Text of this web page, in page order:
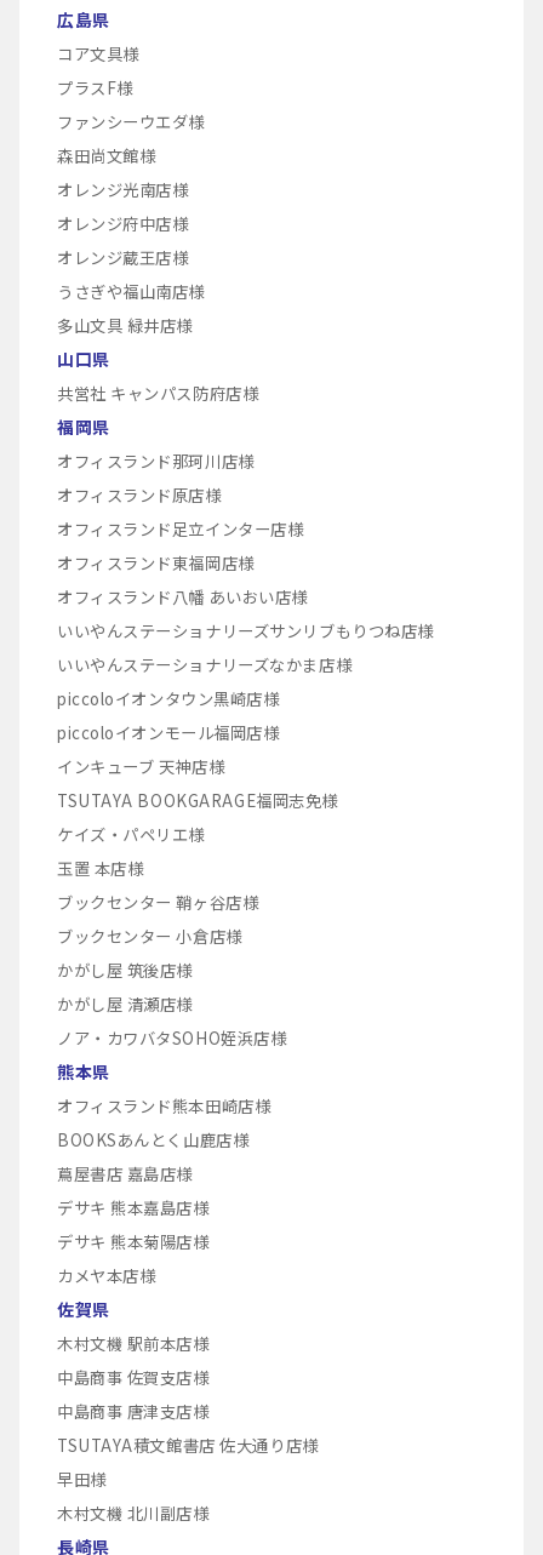
広島県
コア文具様
プラスF様
ファンシーウエダ様
森田尚文館様
オレンジ光南店様
オレンジ府中店様
オレンジ蔵王店様
うさぎや福山南店様
多山文具 緑井店様
山口県
共営社 キャンパス防府店様
福岡県
オフィスランド那珂川店様
オフィスランド原店様
オフィスランド足立インター店様
オフィスランド東福岡店様
オフィスランド八幡 あいおい店様
いいやんステーショナリーズサンリブもりつね店様
いいやんステーショナリーズなかま店様
piccoloイオンタウン黒崎店様
piccoloイオンモール福岡店様
インキューブ 天神店様
TSUTAYA BOOKGARAGE福岡志免様
ケイズ・パペリエ様
玉置 本店様
ブックセンター 鞘ヶ谷店様
ブックセンター 小倉店様
かがし屋 筑後店様
かがし屋 清瀬店様
ノア・カワバタSOHO姪浜店様
熊本県
オフィスランド熊本田崎店様
BOOKSあんとく山鹿店様
蔦屋書店 嘉島店様
デサキ 熊本嘉島店様
デサキ 熊本菊陽店様
カメヤ本店様
佐賀県
木村文機 駅前本店様
中島商事 佐賀支店様
中島商事 唐津支店様
TSUTAYA積文館書店 佐大通り店様
早田様
木村文機 北川副店様
長崎県